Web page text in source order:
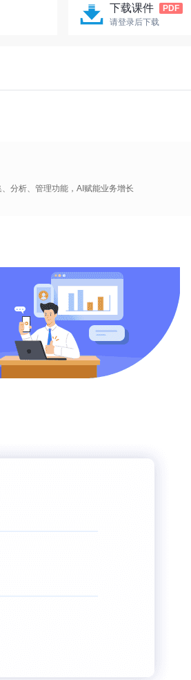
下载课件
PDF
请登录后下载
分析、管理功能，AI赋能业务增长